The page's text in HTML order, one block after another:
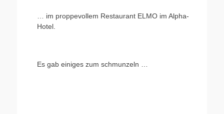
… im proppevollem Restaurant ELMO im Alpha-
Hotel.
Es gab einiges zum schmunzeln …